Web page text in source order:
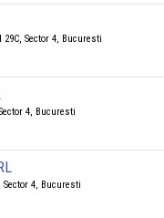
29C, Sector 4, Bucuresti
4, Bucuresti
4, Bucuresti